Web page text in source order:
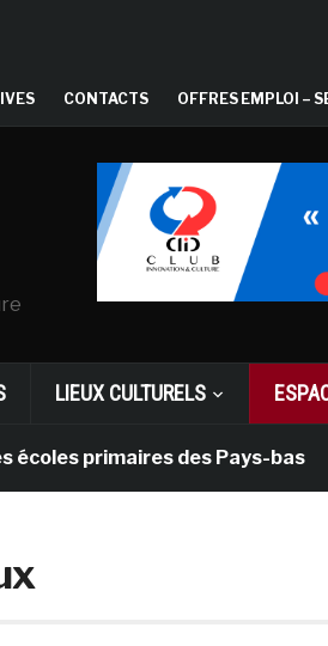
CONTACTS OFFRES EMPLOI –
LIEUX CULTURELS
primaires des Pays-bas